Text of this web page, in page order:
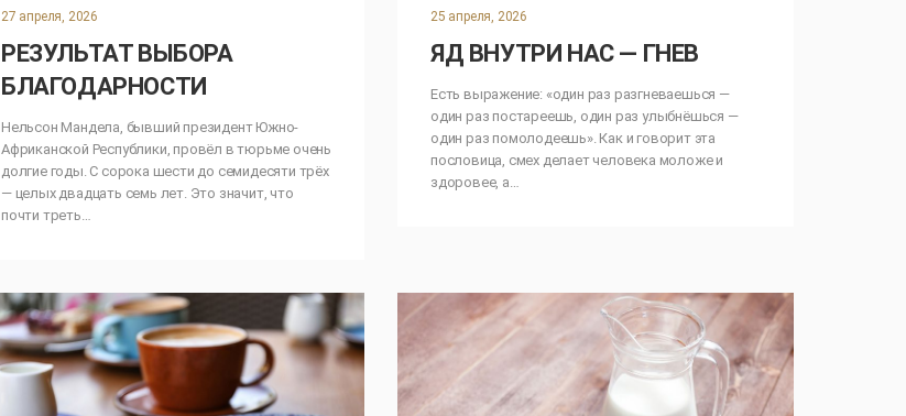
27 апреля, 2026
РЕЗУЛЬТАТ ВЫБОРА
БЛАГОДАРНОСТИ
Нельсон Мандела, бывший президент Южно-
Африканской Республики, провёл в тюрьме очень
долгие годы. С сорока шести до семидесяти трёх
— целых двадцать семь лет. Это значит, что
почти треть…
25 апреля, 2026
ЯД ВНУТРИ НАС — ГНЕВ
Есть выражение: «один раз разгневаешься —
один раз постареешь, один раз улыбнёшься —
один раз помолодеешь». Как и говорит эта
пословица, смех делает человека моложе и
здоровее, а…